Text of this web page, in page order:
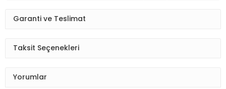
Garanti ve Teslimat
Taksit Seçenekleri
Yorumlar